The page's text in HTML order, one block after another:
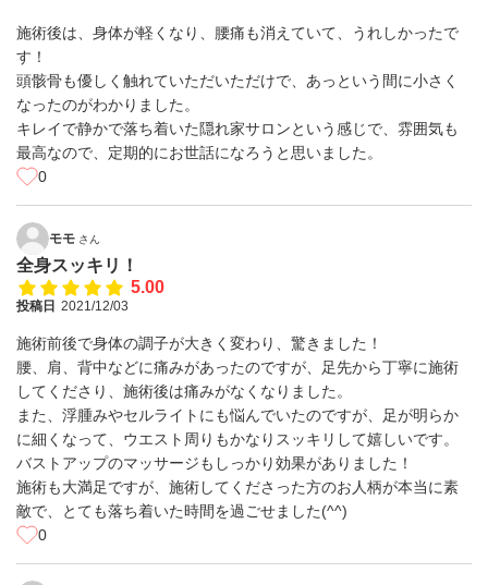
施術後は、身体が軽くなり、腰痛も消えていて、うれしかったで
す！
頭骸骨も優しく触れていただいただけで、あっという間に小さく
なったのがわかりました。
キレイで静かで落ち着いた隠れ家サロンという感じで、雰囲気も
最高なので、定期的にお世話になろうと思いました。
0
モモ さん
全身スッキリ！
5.00
投稿日 2021/12/03
施術前後で身体の調子が大きく変わり、驚きました！
腰、肩、背中などに痛みがあったのですが、足先から丁寧に施術
してくださり、施術後は痛みがなくなりました。
また、浮腫みやセルライトにも悩んでいたのですが、足が明らか
に細くなって、ウエスト周りもかなりスッキリして嬉しいです。
バストアップのマッサージもしっかり効果がありました！
施術も大満足ですが、施術してくださった方のお人柄が本当に素
敵で、とても落ち着いた時間を過ごせました(^^)
0